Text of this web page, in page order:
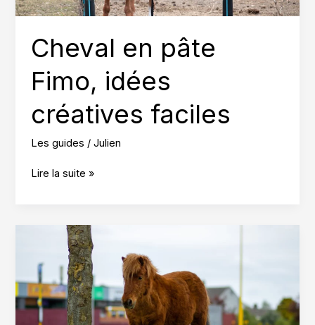
Cheval en pâte
Fimo, idées
créatives faciles
Les guides /Julien
Cheval
créatives
faciles
Lire la suite »